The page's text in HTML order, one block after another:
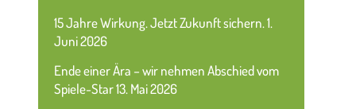
15 Jahre Wirkung. Jetzt Zukunft sichern.1.
Juni 2026
Ende einer Ära – wir nehmen Abschied vom
Spiele-Star13. Mai 2026